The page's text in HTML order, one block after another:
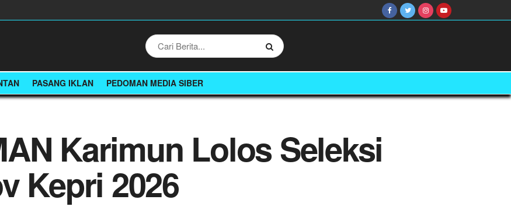
PASANG IKLAN PEDOMAN MEDIA SIBER
Karimun Lolos Seleksi
Kepri 2026